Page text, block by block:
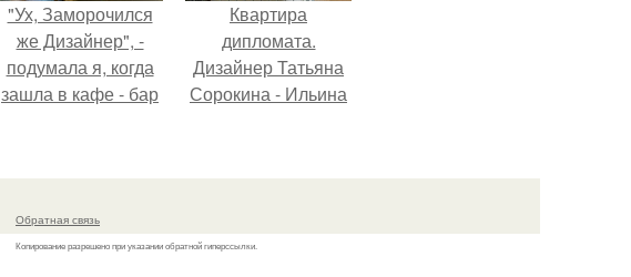
"Ух, Заморочился
же Дизайнер", -
подумала я, когда
зашла в кафе - бар
Квартира
дипломата.
Дизайнер Татьяна
Сорокина - Ильина
интерьер для
82, 5 кв.
Обратная связь
Копирование разрешено при указании обратной гиперссылки.